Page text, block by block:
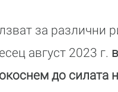
за различни
август 2023 г.
до силата